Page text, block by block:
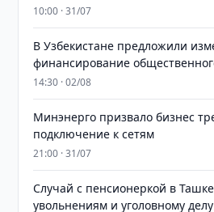
10:00 · 31/07
В Узбекистане предложили
финансирование
14:30 · 02/08
Минэнерго призвало бизнес
подключение к сетям
21:00 · 31/07
Случай с пенсионеркой в
увольнениям и уголовному делу